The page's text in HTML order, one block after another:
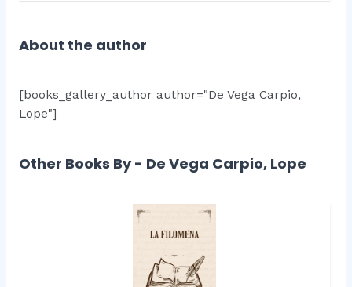
About the author
[books_gallery_author author="De Vega Carpio,
Lope"]
Other Books By - De Vega Carpio, Lope